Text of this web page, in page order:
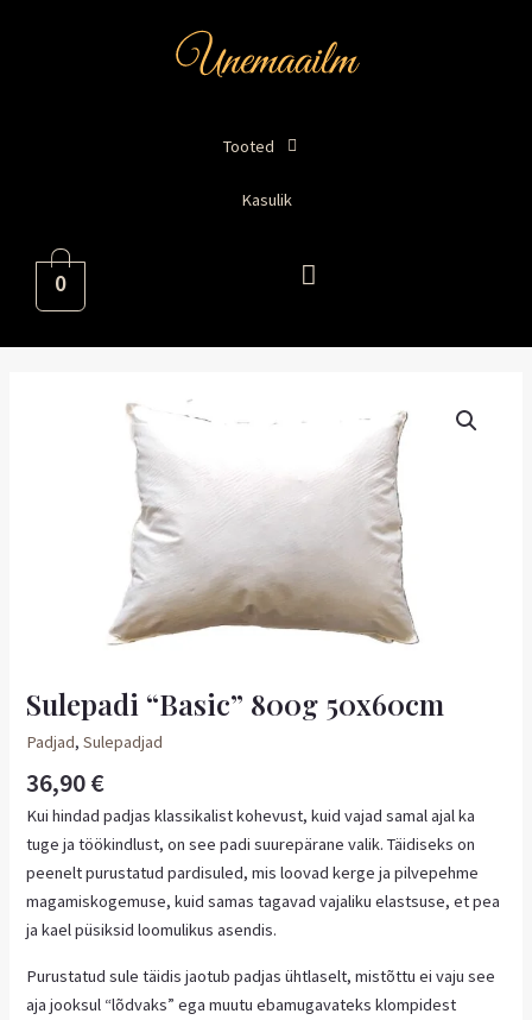
Tooted
Kasulik
0
Sulepadi “Basic” 800g 50x60cm
Padjad,Sulepadjad
36,90€
Kui hindad padjas klassikalist kohevust, kuid vajad samal ajal ka
tuge ja töökindlust, on see padi suurepärane valik. Täidiseks on
peenelt purustatud pardisuled, mis loovad kerge ja pilvepehme
magamiskogemuse, kuid samas tagavad vajaliku elastsuse, et pea
ja kael püsiksid loomulikus asendis.
Purustatud sule täidis jaotub padjas ühtlaselt, mistõttu ei vaju see
aja jooksul “lõdvaks” ega muutu ebamugavateks klompidest